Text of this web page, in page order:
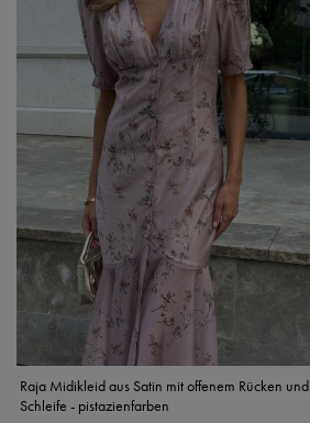
Raja Midikleid aus Satin mit offenem Rücken und
Schleife - pistazienfarben